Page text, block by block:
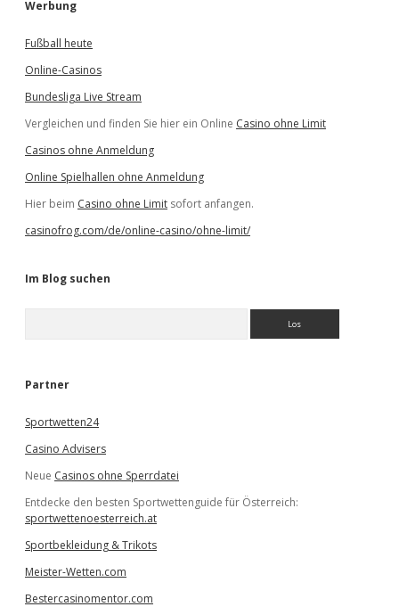
Werbung
Fußball heute
Online-Casinos
Bundesliga Live Stream
Vergleichen und finden Sie hier ein Online Casino ohne Limit
Casinos ohne Anmeldung
Online Spielhallen ohne Anmeldung
Hier beim Casino ohne Limit sofort anfangen.
casinofrog.com/de/online-casino/ohne-limit/
Im Blog suchen
e
Partner
Sportwetten24
Casino Advisers
Neue Casinos ohne Sperrdatei
Entdecke den besten Sportwettenguide für Österreich:
sportwettenoesterreich.at
Sportbekleidung & Trikots
Meister-Wetten.com
Bestercasinomentor.com